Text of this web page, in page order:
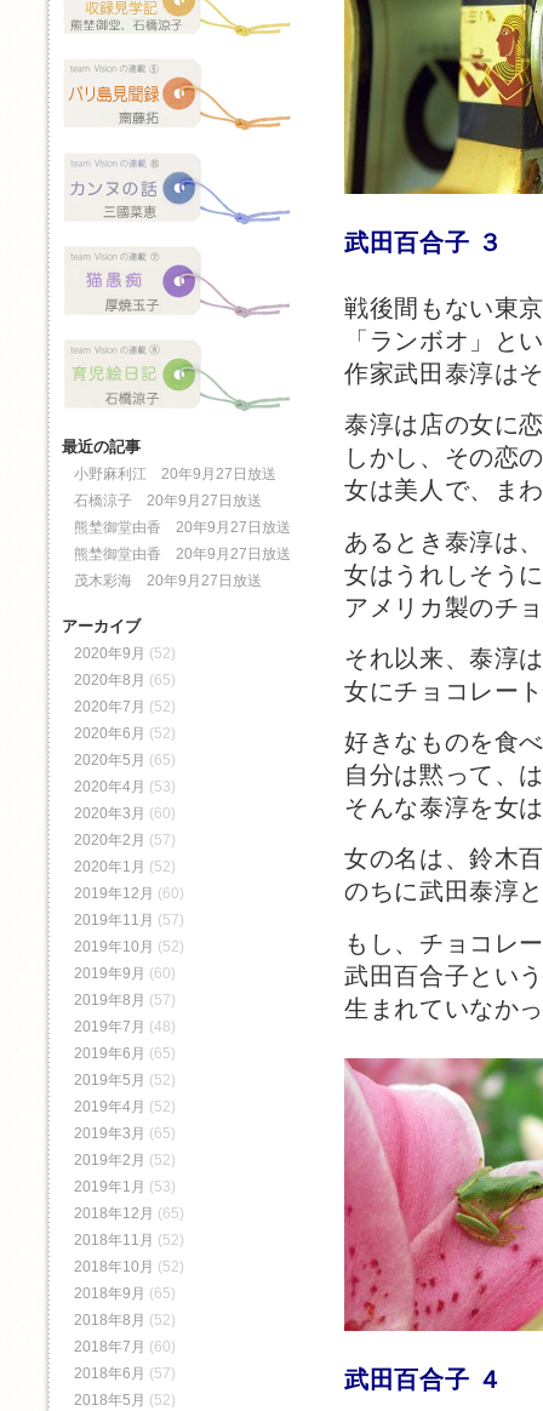
武田百合子 ３
戦後間もない東
「ランボオ」と
作家武田泰淳は
泰淳は店の女に
しかし、その恋
女は美人で、ま
あるとき泰淳は
女はうれしそう
アメリカ製のチ
それ以来、泰淳
女にチョコレー
好きなものを食
自分は黙って、
そんな泰淳を女
女の名は、鈴木
のちに武田泰淳
もし、チョコレ
武田百合子とい
生まれていなか
武田百合子 ４
最近の記事
小野麻利江 20年9月27日放送
石橋涼子 20年9月27日放送
熊埜御堂由香 20年9月27日放送
熊埜御堂由香 20年9月27日放送
茂木彩海 20年9月27日放送
アーカイブ
2020年9月 (52)
2020年8月 (65)
2020年7月 (52)
2020年6月 (52)
2020年5月 (65)
2020年4月 (53)
2020年3月 (60)
2020年2月 (57)
2020年1月 (52)
2019年12月 (60)
2019年11月 (57)
2019年10月 (52)
2019年9月 (60)
2019年8月 (57)
2019年7月 (48)
2019年6月 (65)
2019年5月 (52)
2019年4月 (52)
2019年3月 (65)
2019年2月 (52)
2019年1月 (53)
2018年12月 (65)
2018年11月 (52)
2018年10月 (52)
2018年9月 (65)
2018年8月 (52)
2018年7月 (60)
2018年6月 (57)
2018年5月 (52)